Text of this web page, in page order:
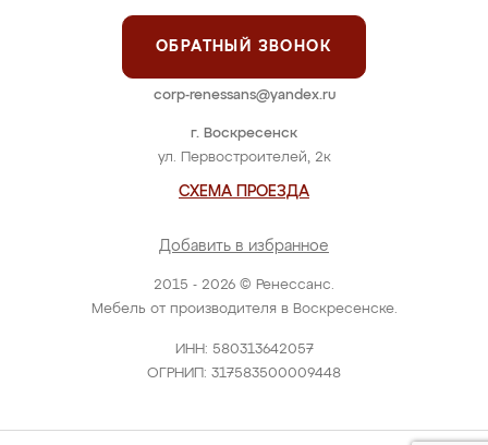
2015 - 2026 © Ренессанс.
Мебель от производителя в Воскресенске.
ИНН: 580313642057
ОГРНИП: 317583500009448
г. Воскресенск
ул. Первостроителей, 2к
СХЕМА ПРОЕЗДА
Добавить в избранное
ОБРАТНЫЙ ЗВОНОК
corp-renessans@yandex.ru